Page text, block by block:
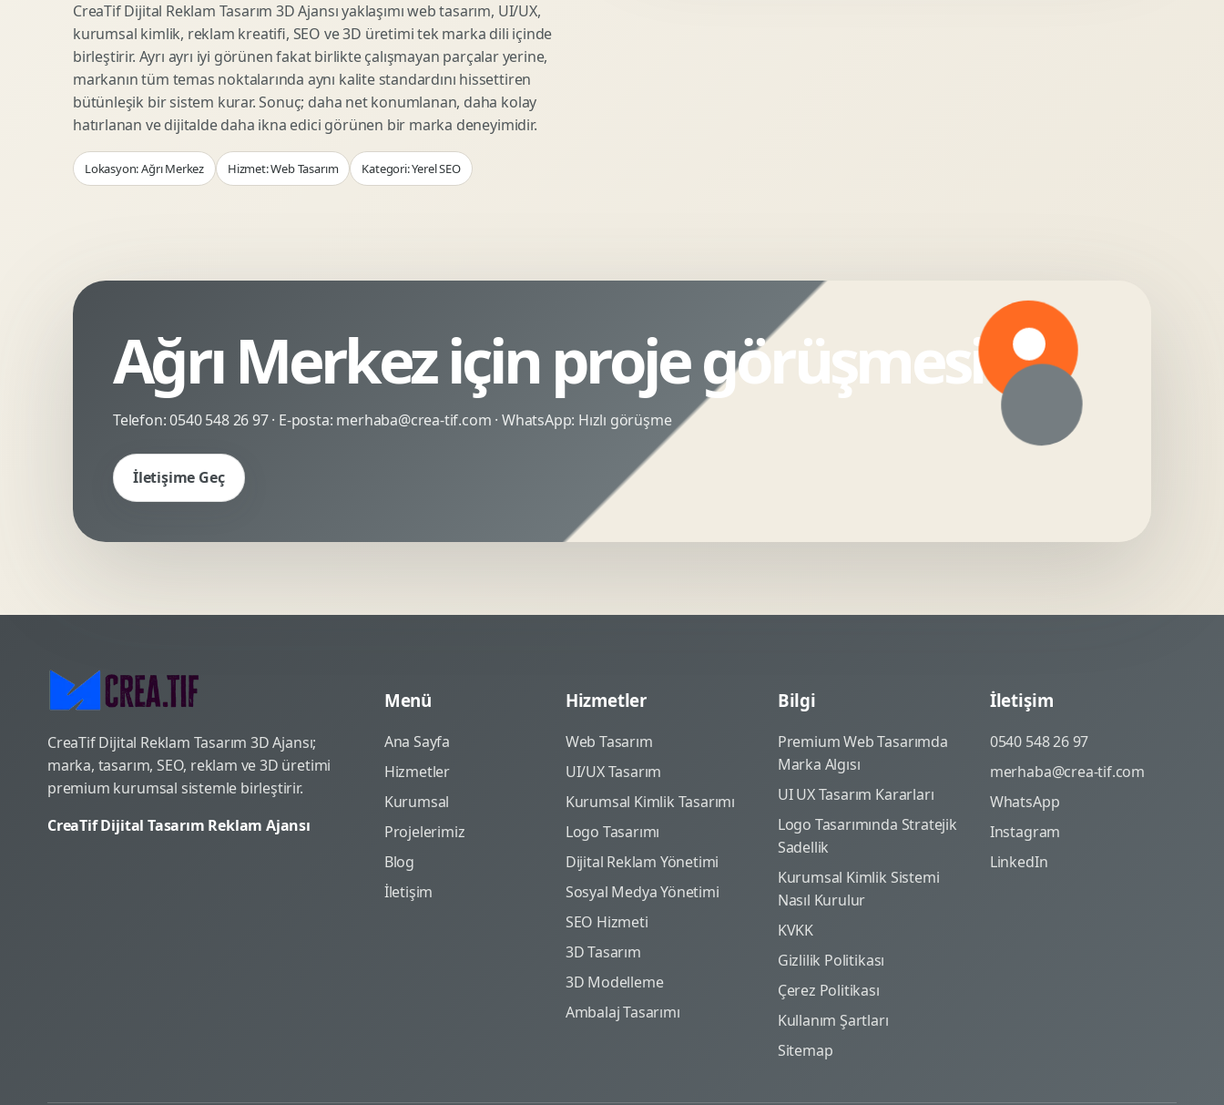
Pazaryeri Marka Magazasi
Eticaret SEO Altyapisi
Form Optimizasyonu
Sales Page Tasarimi
Statik Reklam Gorseli
Motion Banner Tasarimi
Logo Animasyonu
Mikro Animasyon Tasarimi
Reklam Motion Video
Urun Tanitim Animasyonu
Kinetik Tipografi
Webgl Deneyim Tasarimi
Interaktif Kampanya
AI Gorsel Konsept
Dinamik Landing Page
CreaTif Dijital Reklam Tasarım 3D Ajansı yaklaşımı web tasarım, UI/UX,
kurumsal kimlik, reklam kreatifi, SEO ve 3D üretimi tek marka dili içinde
birleştirir. Ayrı ayrı iyi görünen fakat birlikte çalışmayan parçalar yerine,
markanın tüm temas noktalarında aynı kalite standardını hissettiren
bütünleşik bir sistem kurar. Sonuç; daha net konumlanan, daha kolay
hatırlanan ve dijitalde daha ikna edici görünen bir marka deneyimidir.
Lokasyon: Ağrı Merkez Hizmet: Web Tasarım Kategori: Yerel SEO
Ağrı Merkez için proje görüşmesi
Telefon:0540 548 26 97· E-posta: merhaba@crea-tif.com · WhatsApp: Hızlı görüşme
İletişime Geç
CreaTif Dijital Reklam Tasarım 3D Ajansı;
marka, tasarım, SEO, reklam ve 3D üretimi
premium kurumsal sistemle birleştirir.
CreaTif Dijital Tasarım Reklam Ajansı
Menü
Ana Sayfa
Hizmetler
Kurumsal
Projelerimiz
Blog
İletişim
Hizmetler
Web Tasarım
UI/UX Tasarım
Kurumsal Kimlik Tasarımı
Logo Tasarımı
Dijital Reklam Yönetimi
Sosyal Medya Yönetimi
SEO Hizmeti
3D Tasarım
3D Modelleme
Ambalaj Tasarımı
Bilgi
Premium Web Tasarımda
Marka Algısı
UI UX Tasarım Kararları
Logo Tasarımında Stratejik
Sadellik
Kurumsal Kimlik Sistemi
Nasıl Kurulur
KVKK
Gizlilik Politikası
Çerez Politikası
Kullanım Şartları
Sitemap
İletişim
0540 548 26 97
merhaba@crea-tif.com
WhatsApp
Instagram
LinkedIn